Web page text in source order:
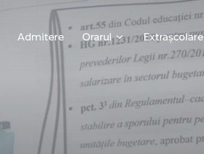
Admitere Orarul Extrașcolare